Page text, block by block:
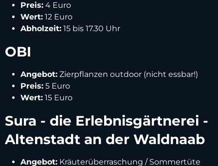
Preis: 4 Euro
Wert: 12 Euro
Abholzeit: 15 bis 17.30 Uhr
OBI
Angebot: Zierpflanzen outdoor (nicht essbar!)
Preis: 5 Euro
Wert: 15 Euro
Sura - die Erlebnisgärtnerei -
Altenstadt an der Waldnaab
Angebot: Kräuterüberraschung / Sommertüte